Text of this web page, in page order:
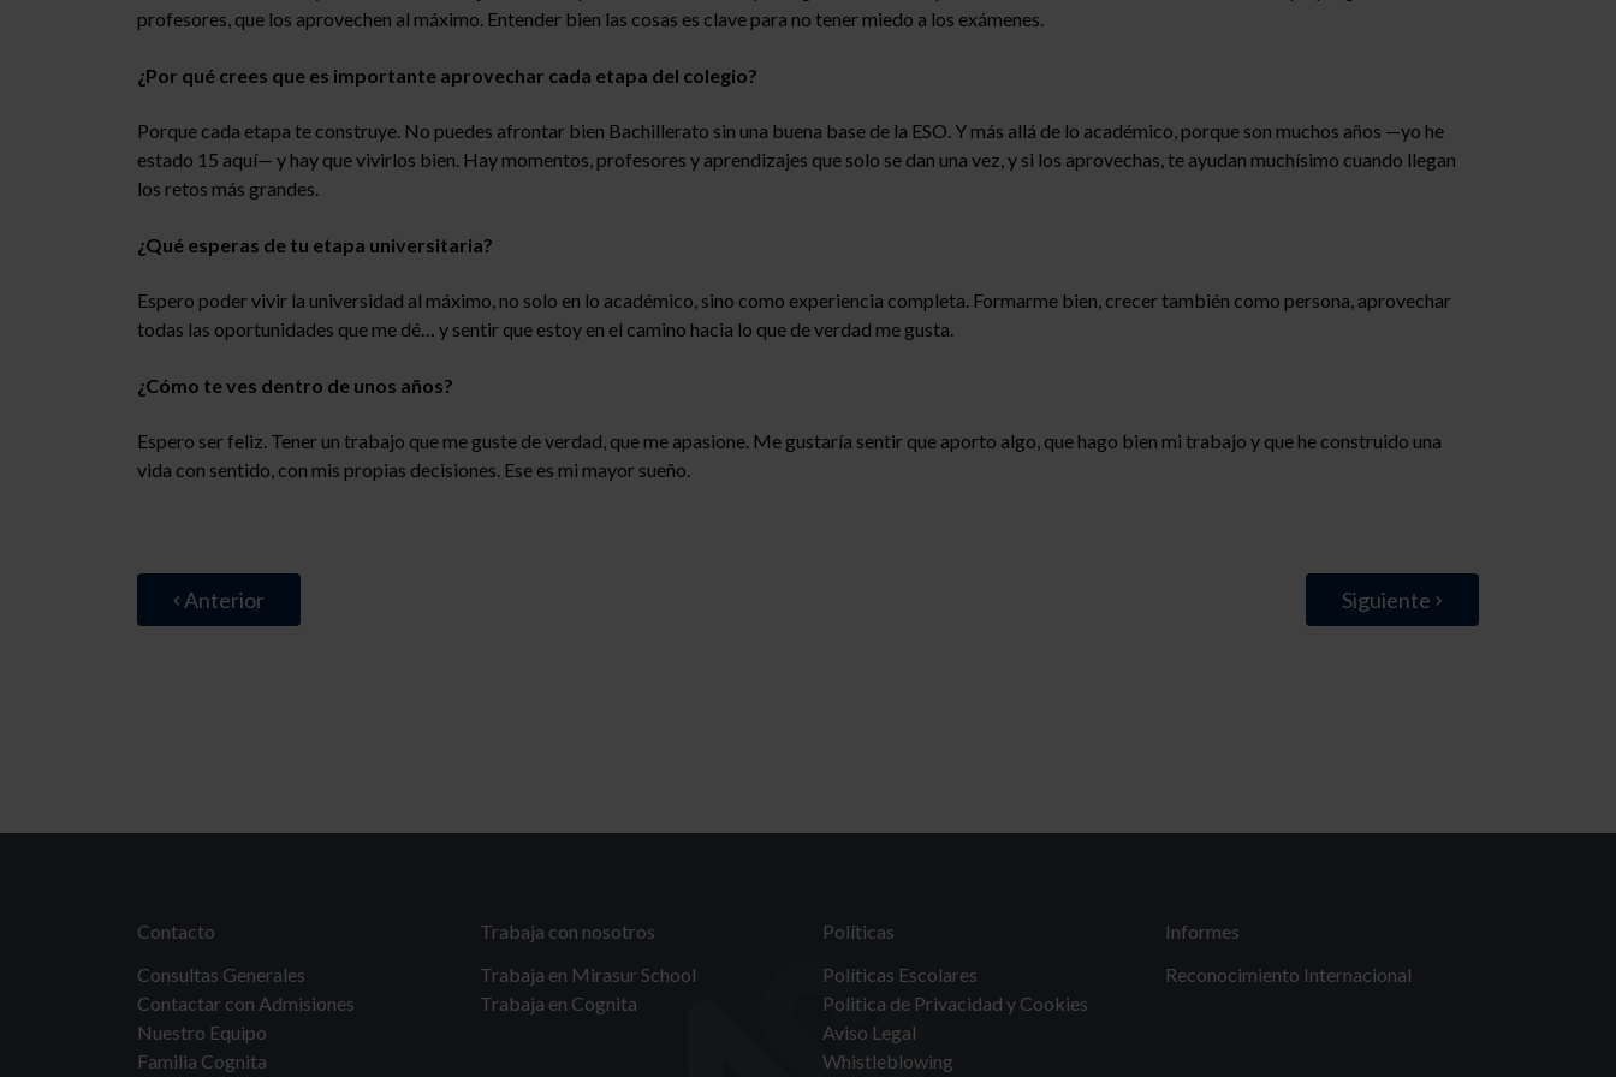
profesores, que los aprovechen al máximo. Entender bien las cosas es clave para no tener miedo a los exámenes.
¿Por qué crees que es importante aprovechar cada etapa del colegio?
Porque cada etapa te construye. No puedes afrontar bien Bachillerato sin una buena base de la ESO. Y más allá de lo académico, porque son muchos años —yo he
estado 15 aquí— y hay que vivirlos bien. Hay momentos, profesores y aprendizajes que solo se dan una vez, y si los aprovechas, te ayudan muchísimo cuando llegan
los retos más grandes.
¿Qué esperas de tu etapa universitaria?
Espero poder vivir la universidad al máximo, no solo en lo académico, sino como experiencia completa. Formarme bien, crecer también como persona, aprovechar
todas las oportunidades que me dé… y sentir que estoy en el camino hacia lo que de verdad me gusta.
¿Cómo te ves dentro de unos años?
Espero ser feliz. Tener un trabajo que me guste de verdad, que me apasione. Me gustaría sentir que aporto algo, que hago bien mi trabajo y que he construido una
vida con sentido, con mis propias decisiones. Ese es mi mayor sueño.
Anterior Siguiente
Contacto
Consultas Generales
Contactar con Admisiones
Nuestro Equipo
Familia Cognita
Trabaja con nosotros
Trabaja en Mirasur School
Trabaja en Cognita
Políticas
Políticas Escolares
Politica de Privacidad y Cookies
Aviso Legal
Whistleblowing
Informes
Reconocimiento Internacional